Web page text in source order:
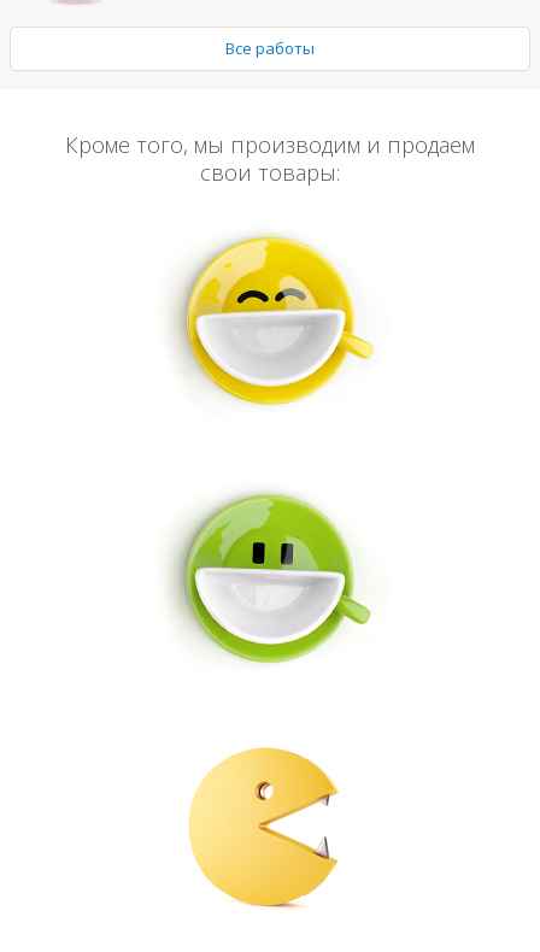
Все работы
Кроме того, мы производим и продаем
свои товары: